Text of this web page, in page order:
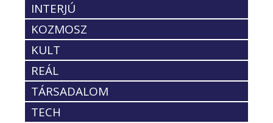
INTERJÚ
KOZMOSZ
KULT
REÁL
TÁRSADALOM
TECH